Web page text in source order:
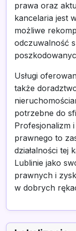
prawa oraz
kancelaria jest
możliwe
odczuwalność
Usługi
także
potrzebne do
Profesjonalizm
prawnego to
działalności tej
Lublinie jako
prawnych i
w dobrych